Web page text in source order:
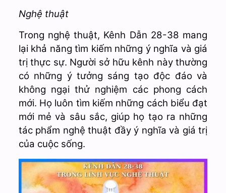
Nghệ thuật
Trong nghệ thuật, Kênh Dẫn 28-38 mang
lại khả năng tìm kiếm những ý nghĩa và giá
trị thực sự. Người sở hữu kênh này thường
có những ý tưởng sáng tạo độc đáo và
không ngại thử nghiệm các phong cách
mới. Họ luôn tìm kiếm những cách biểu đạt
mới mẻ và sâu sắc, giúp họ tạo ra những
tác phẩm nghệ thuật đầy ý nghĩa và giá trị
của cuộc sống.